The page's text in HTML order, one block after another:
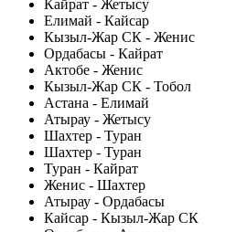
Кайрат - Жетысу
Елимай - Кайсар
Кызыл-Жар СК - Женис
Ордабасы - Кайрат
Актобе - Женис
Кызыл-Жар СК - Тобол
Астана - Елимай
Атырау - Жетысу
Шахтер - Туран
Шахтер - Туран
Туран - Кайрат
Женис - Шахтер
Атырау - Ордабасы
Кайсар - Кызыл-Жар СК